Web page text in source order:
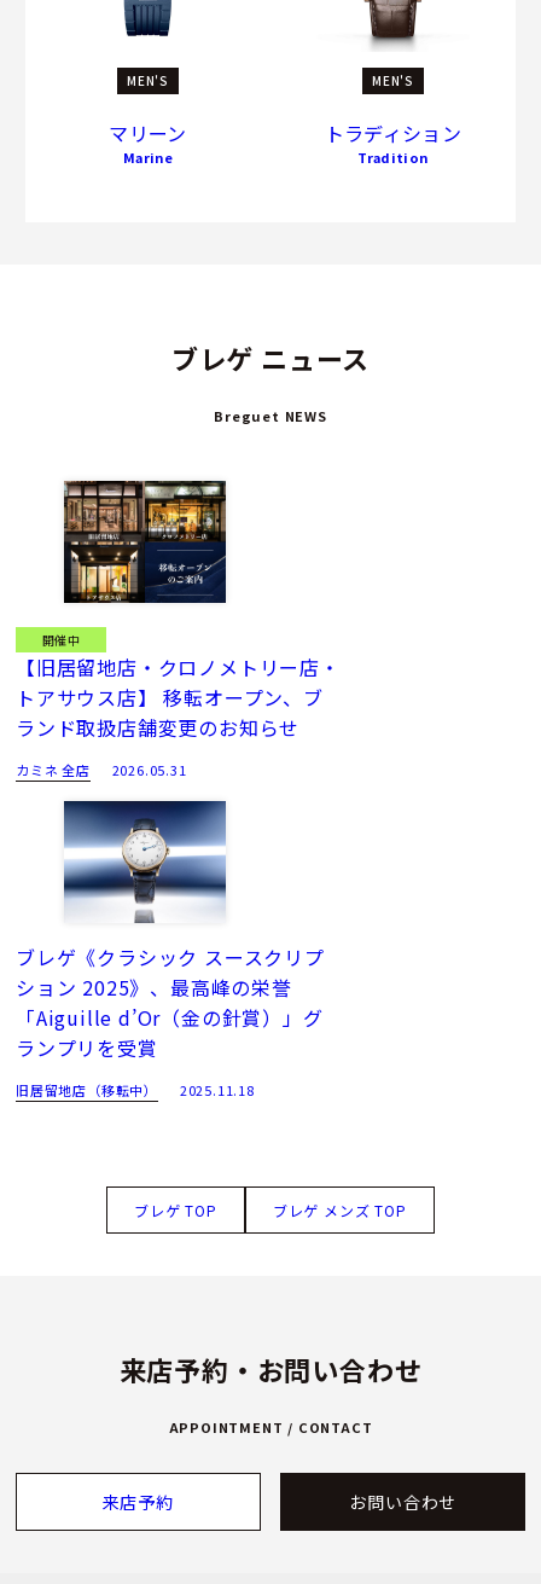
MEN'S
マリーン
Marine
MEN'S
トラディション
Tradition
ブレゲ ニュース
Breguet NEWS
開催中
【旧居留地店・クロノメトリー店・
トアサウス店】 移転オープン、ブ
ランド取扱店舗変更のお知らせ
カミネ 全店 2026.05.31
ブレゲ《クラシック スースクリプ
ション 2025》、最高峰の栄誉
「Aiguille d’Or（金の針賞）」グ
ランプリを受賞
旧居留地店（移転中） 2025.11.18
ブレゲ TOP ブレゲ メンズ TOP
来店予約・お問い合わせ
APPOINTMENT / CONTACT
来店予約 お問い合わせ